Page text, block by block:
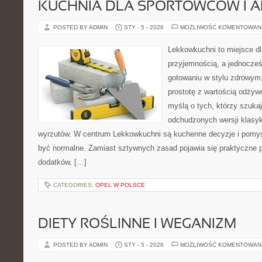
KUCHNIA DLA SPORTOWCÓW I
POSTED BY ADMIN STY - 5 - 2026 MOŻLIWOŚĆ
Lekkowkuchni to miejsce
przyjemnością, a
gotowaniu w stylu
prostotę z wartością
myślą o tych, którzy
odchudzonych wersji
wyrzutów. W centrum Lekkowkuchni są kuchenne decyzje i
być normalne. Zamiast sztywnych zasad pojawia się praktyczne
dodatków, […]
CATEGORIES: OPEL W POLSCE
DIETY ROŚLINNE I WEGANIZM
POSTED BY ADMIN STY - 5 - 2026 MOŻLIWOŚĆ